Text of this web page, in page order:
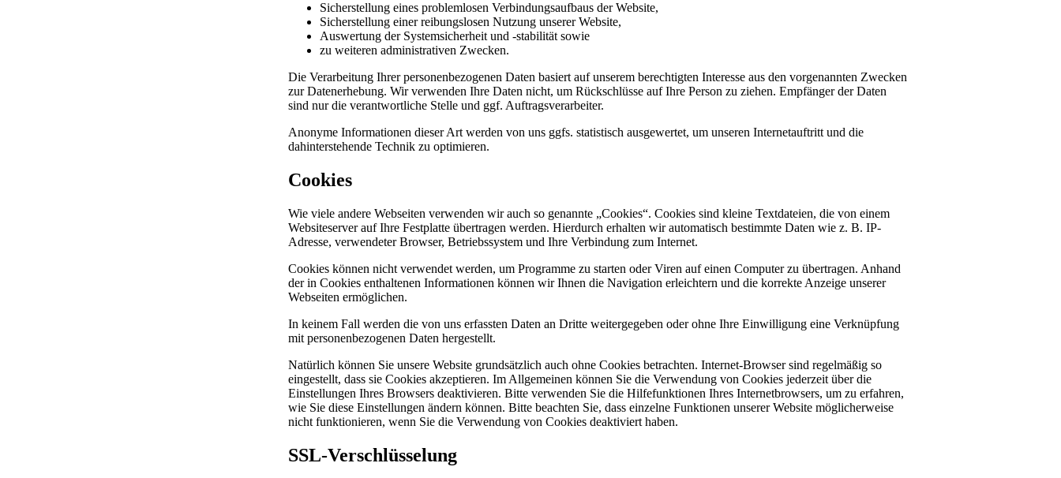
Sicherstellung eines problemlosen Verbindungsaufbaus der Website,
Sicherstellung einer reibungslosen Nutzung unserer Website,
Auswertung der Systemsicherheit und -stabilität sowie
zu weiteren administrativen Zwecken.
Die Verarbeitung Ihrer personenbezogenen Daten basiert auf unserem berechtigten Interesse aus den vorgenannten Zwecken
zur Datenerhebung. Wir verwenden Ihre Daten nicht, um Rückschlüsse auf Ihre Person zu ziehen. Empfänger der Daten
sind nur die verantwortliche Stelle und ggf. Auftragsverarbeiter.
Anonyme Informationen dieser Art werden von uns ggfs. statistisch ausgewertet, um unseren Internetauftritt und die
dahinterstehende Technik zu optimieren.
Cookies
Wie viele andere Webseiten verwenden wir auch so genannte „Cookies“. Cookies sind kleine Textdateien, die von einem
Websiteserver auf Ihre Festplatte übertragen werden. Hierdurch erhalten wir automatisch bestimmte Daten wie z. B. IP-
Adresse, verwendeter Browser, Betriebssystem und Ihre Verbindung zum Internet.
Cookies können nicht verwendet werden, um Programme zu starten oder Viren auf einen Computer zu übertragen. Anhand
der in Cookies enthaltenen Informationen können wir Ihnen die Navigation erleichtern und die korrekte Anzeige unserer
Webseiten ermöglichen.
In keinem Fall werden die von uns erfassten Daten an Dritte weitergegeben oder ohne Ihre Einwilligung eine Verknüpfung
mit personenbezogenen Daten hergestellt.
Natürlich können Sie unsere Website grundsätzlich auch ohne Cookies betrachten. Internet-Browser sind regelmäßig so
eingestellt, dass sie Cookies akzeptieren. Im Allgemeinen können Sie die Verwendung von Cookies jederzeit über die
Einstellungen Ihres Browsers deaktivieren. Bitte verwenden Sie die Hilfefunktionen Ihres Internetbrowsers, um zu erfahren,
wie Sie diese Einstellungen ändern können. Bitte beachten Sie, dass einzelne Funktionen unserer Website möglicherweise
nicht funktionieren, wenn Sie die Verwendung von Cookies deaktiviert haben.
SSL-Verschlüsselung